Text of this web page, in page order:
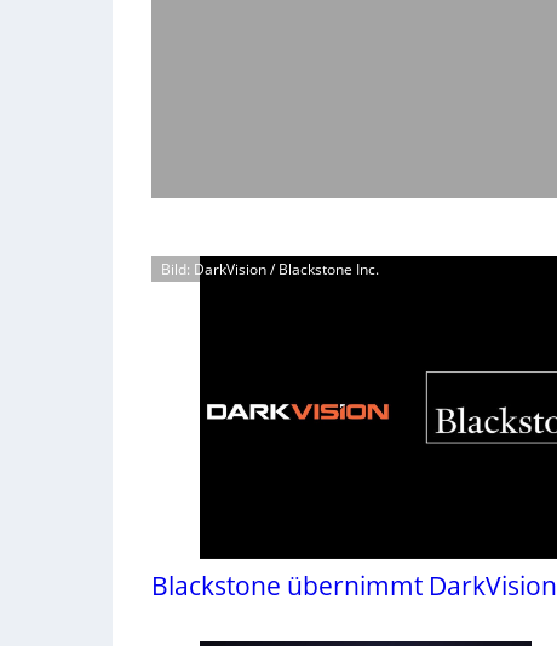
Bild: DarkVision / Blackstone Inc.
Blackstone übernimmt DarkVision